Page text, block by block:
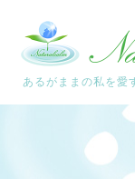
あるがままの私を